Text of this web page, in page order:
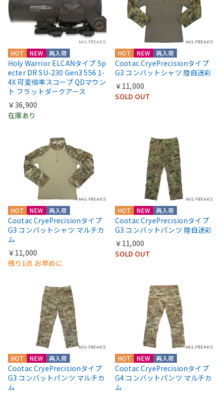
HOT NEW 再入荷
Holy Warrior ELCANタイプ Sp
ecter DR SU-230 Gen3 556 1-
4X 可変倍率スコープ QDマウン
ト フラットダークアース
￥36,900
在庫あり
HOT NEW 再入荷
Cootac CryePrecisionタイプ
G3 コンバットシャツ 陸自迷彩
￥11,000
SOLD OUT
HOT NEW 再入荷
Cootac CryePrecisionタイプ
G3 コンバットシャツ マルチカ
ム
￥11,000
残り1点 お早めに
HOT NEW 再入荷
Cootac CryePrecisionタイプ
G3 コンバットパンツ 陸自迷彩
￥11,000
SOLD OUT
HOT NEW 再入荷
Cootac CryePrecisionタイプ
G3 コンバットパンツ マルチカ
ム
HOT NEW 再入荷
Cootac CryePrecisionタイプ
G4 コンバットパンツ マルチカ
ム